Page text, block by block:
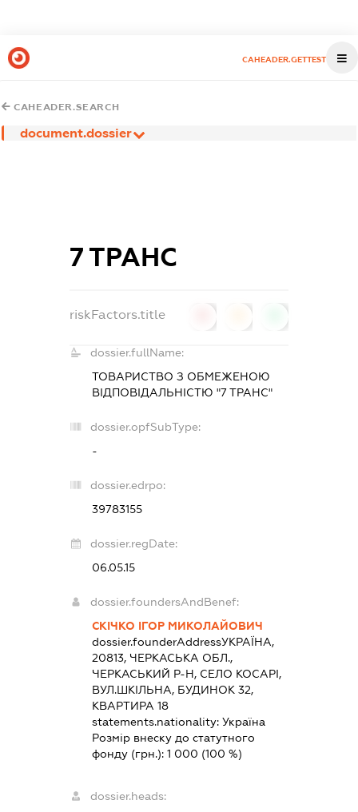
CAHEADER.GETTEST
CAHEADER.SEARCH
document.dossier
7 ТРАНС
riskFactors.title
dossier.fullName:
ТОВАРИСТВО З ОБМЕЖЕНОЮ
ВІДПОВІДАЛЬНІСТЮ "7 ТРАНС"
dossier.opfSubType:
-
dossier.edrpo:
39783155
dossier.regDate:
06.05.15
dossier.foundersAndBenef:
СКІЧКО ІГОР МИКОЛАЙОВИЧ
dossier.founderAddressУКРАЇНА,
20813, ЧЕРКАСЬКА ОБЛ.,
ЧЕРКАСЬКИЙ Р-Н, СЕЛО КОСАРІ,
ВУЛ.ШКІЛЬНА, БУДИНОК 32,
КВАРТИРА 18
statements.nationality: Україна
Розмір внеску до статутного
фонду (грн.): 1 000 (100 %)
dossier.heads: